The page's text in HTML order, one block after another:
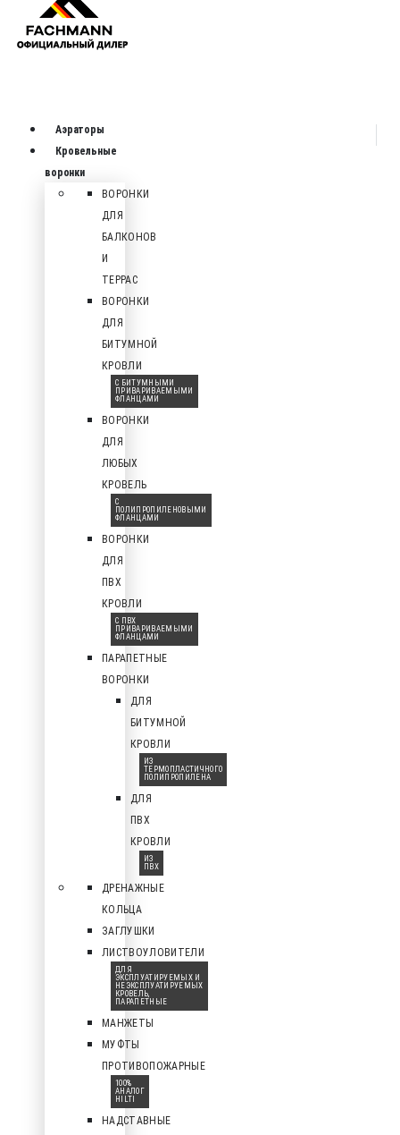
Аэраторы
Кровельные
воронки
ВОРОНКИ
ДЛЯ
БАЛКОНОВ
И
ТЕРРАС
ВОРОНКИ
ДЛЯ
БИТУМНОЙ
КРОВЛИ
С БИТУМНЫМИ
ПРИВАРИВАЕМЫМИ
ФЛАНЦАМИ
ВОРОНКИ
ДЛЯ
ЛЮБЫХ
КРОВЕЛЬ
С
ПОЛИПРОПИЛЕНОВЫМИ
ФЛАНЦАМИ
ВОРОНКИ
ДЛЯ
ПВХ
КРОВЛИ
С ПВХ
ПРИВАРИВАЕМЫМИ
ФЛАНЦАМИ
ПАРАПЕТНЫЕ
ВОРОНКИ
ДЛЯ
БИТУМНОЙ
КРОВЛИ
ИЗ
ТЕРМОПЛАСТИЧНОГО
ПОЛИПРОПИЛЕНА
ДЛЯ
ПВХ
КРОВЛИ
ИЗ
ПВХ
ДРЕНАЖНЫЕ
КОЛЬЦА
ЗАГЛУШКИ
ЛИСТВОУЛОВИТЕЛИ
ДЛЯ
ЭКСПЛУАТИРУЕМЫХ И
НЕЭКСПЛУАТИРУЕМЫХ
КРОВЕЛЬ,
ПАРАПЕТНЫЕ
МАНЖЕТЫ
МУФТЫ
ПРОТИВОПОЖАРНЫЕ
100%
АНАЛОГ
HILTI
НАДСТАВНЫЕ